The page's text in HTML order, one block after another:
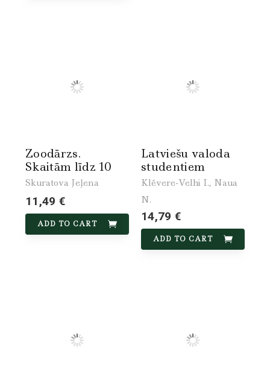
Zoodārzs.
Skaitām līdz 10
Skuratova Jeļena
11,49 €
ADD TO CART
Latviešu valoda
studentiem
Klēvere-Velhi I., Naua
N.
14,79 €
ADD TO CART